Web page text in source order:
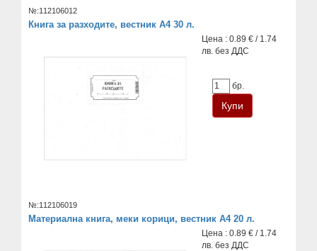
№:112106012
Книга за разходите, вестник А4 30 л.
Цена : 0.89 € / 1.74
лв. без ДДС
бр.
№:112106019
Материална книга, меки корици, вестник А4 20 л.
Цена : 0.89 € / 1.74
лв. без ДДС